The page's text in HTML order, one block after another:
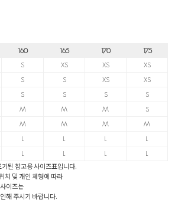
160 165 170
175
S XS XS
XS
S S XS
XS
S S S
S
M M M
S
M M M
M
L L L
L
L L L L
된 참고용 사이즈표입니다.
치 및 개인 체형에 따라
이즈는
해 주시기 바랍니다.